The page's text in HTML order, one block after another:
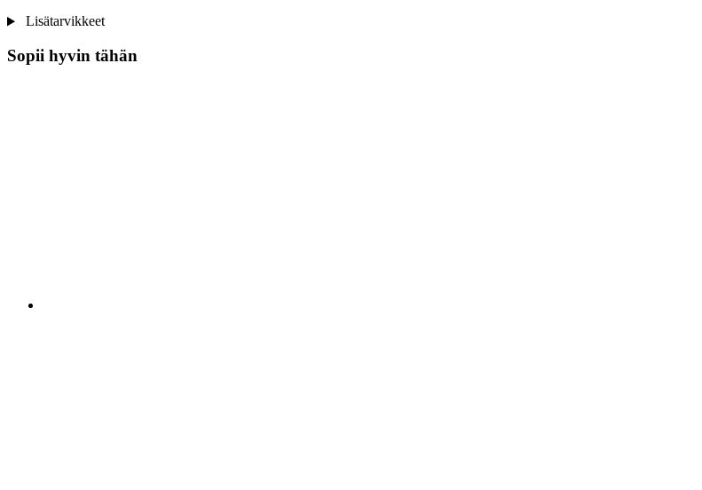
Lisätarvikkeet
Sopii hyvin tähän